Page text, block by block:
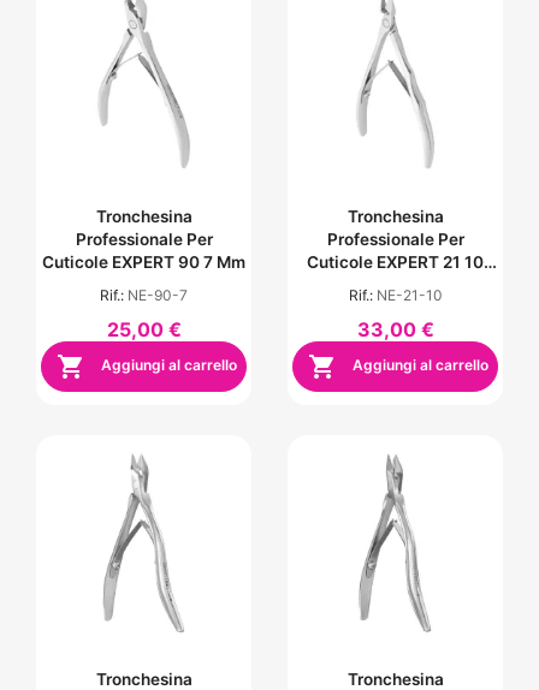
Tronchesina
Professionale Per
Cuticole EXPERT 90 7 Mm
Rif.: NE-90-7
25,00 €
 Aggiungi al carrello
Tronchesina
Professionale Per
Cuticole EXPERT 21 10
Rif.: NE-21-10
33,00 €
 Aggiungi al carrello
Tronchesina
Tronchesina